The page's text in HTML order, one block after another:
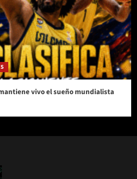
vivo el sueño mundialista